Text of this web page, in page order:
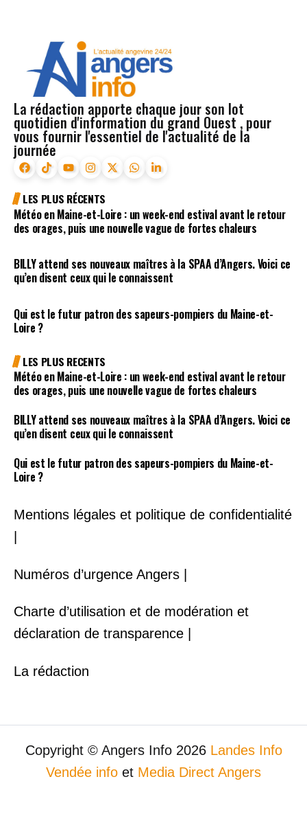
La rédaction apporte chaque jour son lot
quotidien d'information du grand Ouest , pour
vous fournir l'essentiel de l'actualité de la
journée
LES PLUS RÉCENTS
Météo en Maine-et-Loire : un week-end estival avant le retour
des orages, puis une nouvelle vague de fortes chaleurs
BILLY attend ses nouveaux maîtres à la SPAA d’Angers. Voici ce
qu’en disent ceux qui le connaissent
Qui est le futur patron des sapeurs-pompiers du Maine-et-
Loire ?
LES PLUS RECENTS
Météo en Maine-et-Loire : un week-end estival avant le retour
des orages, puis une nouvelle vague de fortes chaleurs
BILLY attend ses nouveaux maîtres à la SPAA d’Angers. Voici ce
qu’en disent ceux qui le connaissent
Qui est le futur patron des sapeurs-pompiers du Maine-et-
Loire ?
Mentions légales et politique de confidentialité
Numéros d’urgence Angers |
Charte d’utilisation et de modération et
déclaration de transparence |
La rédaction
Copyright © Angers Info 2026 Landes Info
Vendée info et Media Direct Angers